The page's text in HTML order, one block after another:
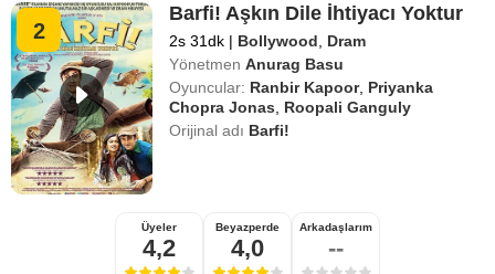
2
Barfi! Aşkın Dile İhtiyacı Yoktur
2s 31dk | Bollywood
Dram
Yönetmen Anurag Basu
Oyuncular: Ranbir Kapoor, Priyanka
Chopra Jonas
Roopali Ganguly
Orijinal adı Barfi!
Üyeler
4,2
Beyazperde
4,0
Arkadaşlarım
--